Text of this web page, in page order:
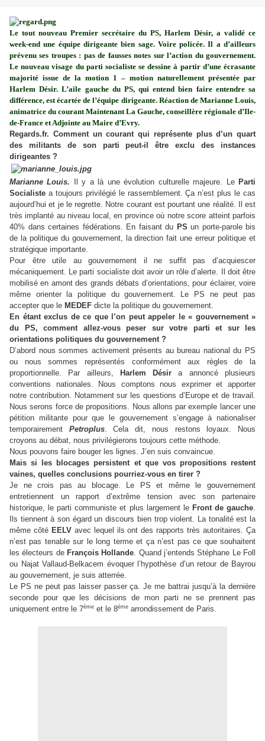
Le tout nouveau Premier secrétaire du PS, Harlem Désir, a validé ce
week-end une équipe dirigeante bien sage. Voire policée. Il a d’ailleurs
prévenu ses troupes : pas de fausses notes sur l’action du gouvernement.
Le nouveau visage du parti socialiste se dessine à partir d’une écrasante
majorité issue de la motion 1 – motion naturellement présentée par
Harlem Désir. L’aile gauche du PS, qui entend bien faire entendre sa
différence, est écartée de l’équipe dirigeante. Réaction de Marianne Louis,
animatrice du courant Maintenant La Gauche, conseillère régionale d’Ile-
de-France et Adjointe au Maire d’Evry.
Regards.fr. Comment un courant qui représente plus d’un quart
des militants de son parti peut-il être exclu des instances
dirigeantes ?
Marianne Louis. Il y a là une évolution culturelle majeure. Le Parti
Socialiste a toujours privilégié le rassemblement. Ça n’est plus le cas
aujourd’hui et je le regrette. Notre courant est pourtant une réalité. Il est
très implanté au niveau local, en province où notre score atteint parfois
40% dans certaines fédérations. En faisant du PS un porte-parole bis
de la politique du gouvernement, la direction fait une erreur politique et
stratégique importante.
Pour être utile au gouvernement il ne suffit pas d’acquiescer
mécaniquement. Le parti socialiste doit avoir un rôle d’alerte. Il doit être
mobilisé en amont des grands débats d’orientations, pour éclairer, voire
même orienter la politique du gouvernement. Le PS ne peut pas
accepter que le MEDEF dicte la politique du gouvernement.
En étant exclus de ce que l’on peut appeler le « gouvernement »
du PS, comment allez-vous peser sur votre parti et sur les
orientations politiques du gouvernement ?
D’abord nous sommes activement présents au bureau national du PS
ou nous sommes représentés conformément aux règles de la
proportionnelle. Par ailleurs,
Harlem Désir a annoncé plusieurs
conventions nationales. Nous comptons nous exprimer et apporter
notre contribution. Notamment sur les questions d’Europe et de travail.
Nous serons force de propositions. Nous allons par exemple lancer une
pétition militante pour que le gouvernement s’engage à nationaliser
temporairement Petroplus. Cela dit, nous restons loyaux. Nous
croyons au débat, nous privilégierons toujours cette méthode.
Nous pouvons faire bouger les lignes. J’en suis convaincue.
Mais si les blocages persistent et que vos propositions restent
vaines, quelles conclusions pourriez-vous en tirer ?
Je ne crois pas au blocage. Le PS et même le gouvernement
entretiennent un rapport d’extrême tension avec son partenaire
historique, le parti communiste et plus largement le Front de gauche.
Ils tiennent à son égard un discours bien trop violent. La tonalité est la
même côté EELVavec lequel ils ont des rapports très autoritaires. Ça
n’est pas tenable sur le long terme et ça n’est pas ce que souhaitent
les électeurs de François Hollande. Quand j’entends Stéphane Le Foll
ou Najat Vallaud-Belkacem évoquer l’hypothèse d’un retour de Bayrou
au gouvernement, je suis atterrée.
Le PS ne peut pas laisser passer ça. Je me battrai jusqu’à la dernière
seconde pour que les décisions de mon parti ne se prennent pas
uniquement entre le 7ème et le 8ème arrondissement de Paris.